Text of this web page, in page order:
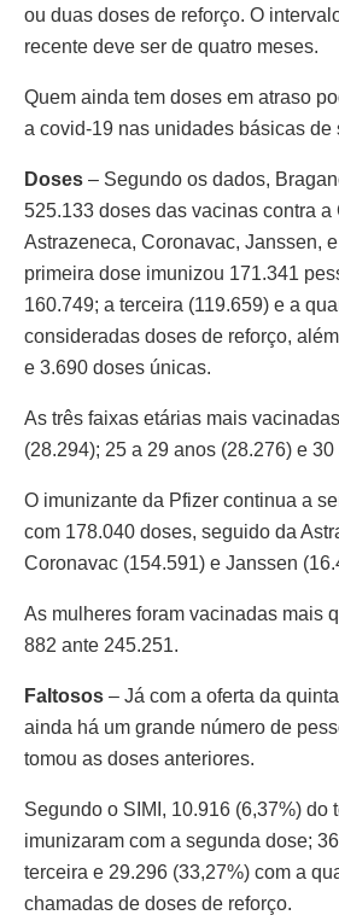
ou duas doses de reforço. O
recente deve ser de quatro meses.
Quem ainda tem doses em atraso
a covid-19 nas unidades básicas de
Doses – Segundo os dados,
525.133 doses das vacinas contra a
Astrazeneca, Coronavac, Janssen,
primeira dose imunizou 171.341
160.749; a terceira (119.659) e a
consideradas doses de reforço,
e 3.690 doses únicas.
As três faixas etárias mais
(28.294); 25 a 29 anos (28.276) e
O imunizante da Pfizer continua a
com 178.040 doses, seguido da
Coronavac (154.591) e Janssen
As mulheres foram vacinadas mais
882 ante 245.251.
Faltosos – Já com a oferta da
ainda há um grande número de
tomou as doses anteriores.
Segundo o SIMI, 10.916 (6,37%) do
imunizaram com a segunda dose;
terceira e 29.296 (33,27%) com a
chamadas de doses de reforço.